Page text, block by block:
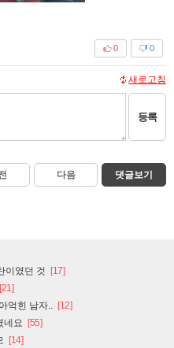
0
0
새로고침
등록
다음 댓글보기
이였던 것 [17]
[21]
먹힌 남자.. [12]
네요 [55]
[14]